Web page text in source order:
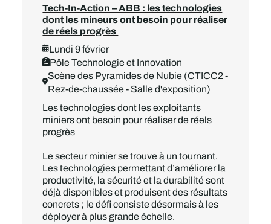
Tech-In-Action – ABB : les technologies
dont les mineurs ont besoin pour réaliser
de réels progrès
Lundi 9 février
Pôle Technologie et Innovation
Scène des Pyramides de Nubie (CTICC2 -
Rez-de-chaussée - Salle d'exposition)
Les technologies dont les exploitants
miniers ont besoin pour réaliser de réels
progrès
Le secteur minier se trouve à un tournant.
Les technologies permettant d’améliorer la
productivité, la sécurité et la durabilité sont
déjà disponibles et produisent des résultats
concrets ; le défi consiste désormais à les
déployer à plus grande échelle.